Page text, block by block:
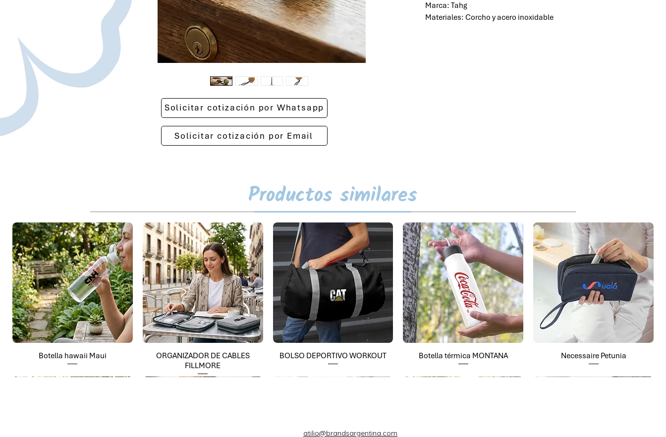
Marca: Tahg
Materiales: Corcho y acero inoxidable
Solicitar cotización por Whatsapp
Solicitar cotización por Email
Productos similares
Botella hawaii Maui
ORGANIZADOR DE CABLES
FILLMORE
BOLSO DEPORTIVO WORKOUT Botella térmica MONTANA Necessaire Petunia
atilio@brandsargentina.com